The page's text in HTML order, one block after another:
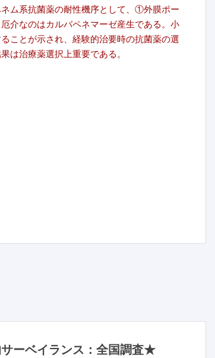
ム系抗菌薬の耐性機序として、①外膜ポー
介なのはカルバペネマーゼ産生である。小
ことが示され、経験的治要時の抗菌薬の選
は治療薬選択上重要である。
ーベイランス：全国調査★